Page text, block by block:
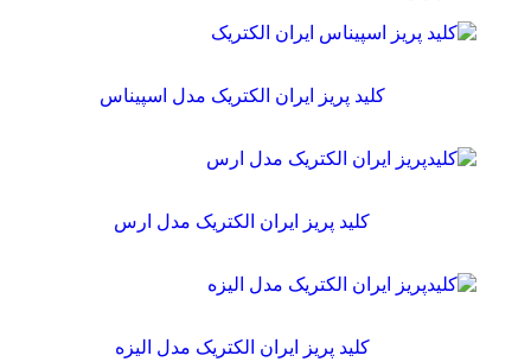
کلید پریز ایران الکتریک مدل اسپیناس
کلید پریز ایران الکتریک مدل ارس
کلید پریز ایران الکتریک مدل الیزه